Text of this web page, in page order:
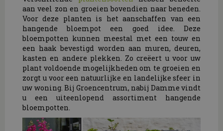
aan veel zon en groeien bovendien naar beneden.
Voor deze planten is het aanschaffen van een
hangende bloempot een goed idee. Deze
bloempotten kunnen meestal met een touw en
een haak bevestigd worden aan muren, deuren,
kasten en andere plekken. Zo creëert u voor uw
plant voldoende mogelijkheden om te groeien en
zorgt u voor een natuurlijke en landelijke sfeer in
uw woning. Bij Groencentrum, nabij Damme vindt
u een uiteenlopend assortiment hangende
bloempotten.